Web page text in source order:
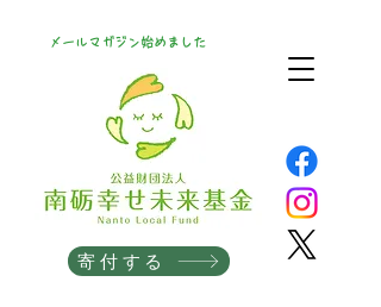
寄付する
メールマガジン始めました